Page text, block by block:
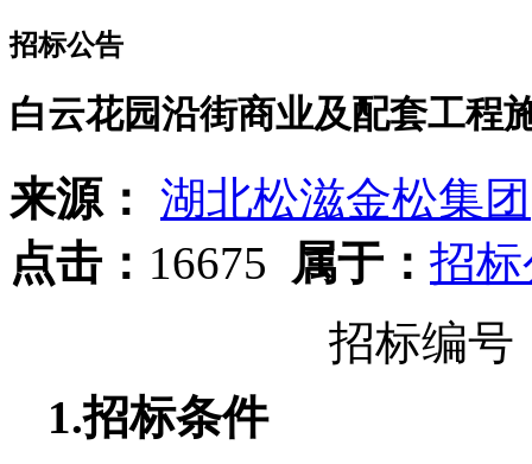
招标公告
白云花园沿街商业及配套工程
来源： 湖北松滋金松集团
点击： 16675 属于： 招
招标编号
1.招标条件